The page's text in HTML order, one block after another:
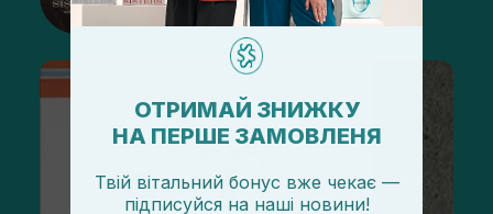
Підписатися
ОТРИМАЙ ЗНИЖКУ
НА ПЕРШЕ ЗАМОВЛЕНЯ
Твій вітальний бонус вже чекає —
підписуйся на наші новини!